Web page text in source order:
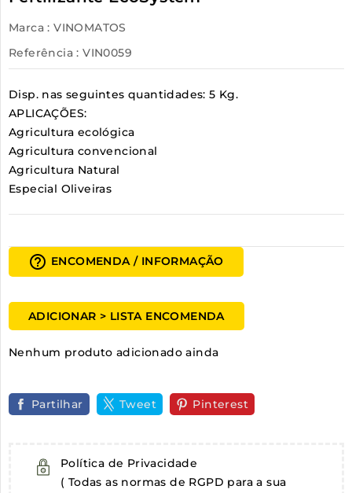
Marca : VINOMATOS
Referência : VIN0059
Disp. nas seguintes quantidades: 5 Kg.
APLICAÇÕES:
Agricultura ecológica
Agricultura convencional
Agricultura Natural
Especial Oliveiras
help_outline ENCOMENDA / INFORMAÇÃO
ADICIONAR > LISTA ENCOMENDA
Nenhum produto adicionado ainda
Partilhar Tweet Pinterest
Política de Privacidade
( Todas as normas de RGPD para a sua